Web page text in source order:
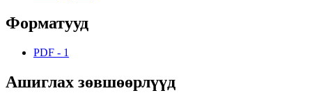
Форматууд
PDF - 1
Ашиглах зөвшөөрлүүд